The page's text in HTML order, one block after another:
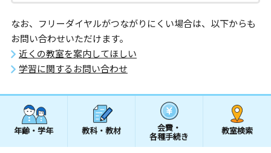
なお、フリーダイヤルがつながりにくい場合は、以下からも
お問い合わせいただけます。
近くの教室を案内してほしい
学習に関するお問い合わせ
年齢・学年 教科・教材 会費・
各種手続き
教室検索